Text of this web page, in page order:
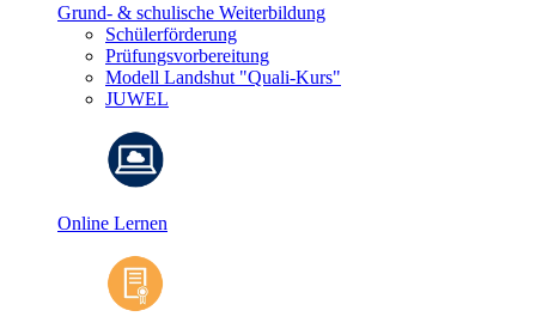
Grund- & schulische Weiterbildung
Schülerförderung
Prüfungsvorbereitung
Modell Landshut "Quali-Kurs"
JUWEL
Online Lernen